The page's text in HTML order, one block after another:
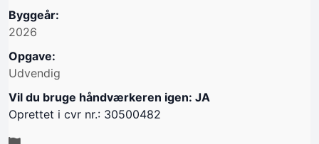
Byggeår:
2026
Opgave:
Udvendig
Vil du bruge håndværkeren igen: JA
Oprettet i cvr nr.: 30500482